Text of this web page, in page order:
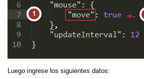
Luego ingrese los siguientes datos: